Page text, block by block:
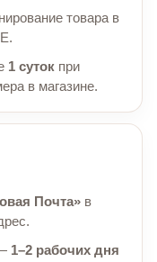
товара в
1 суток при
в магазине.
Почта» в
1–2 рабочих дня